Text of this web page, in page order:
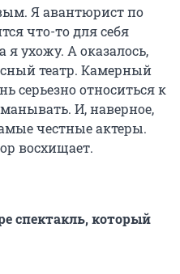
Я авантюрист по
что-то для себя
я ухожу. А оказалось,
театр. Камерный
серьезно относиться к
И, наверное,
честные актеры.
восхищает.
спектакль, который